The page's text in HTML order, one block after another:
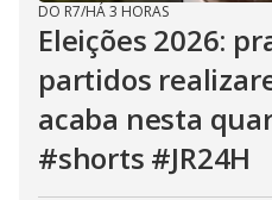
DO R7/HÁ 3 HORAS
Eleições 2026:
partidos
acaba nesta
#shorts #JR24H